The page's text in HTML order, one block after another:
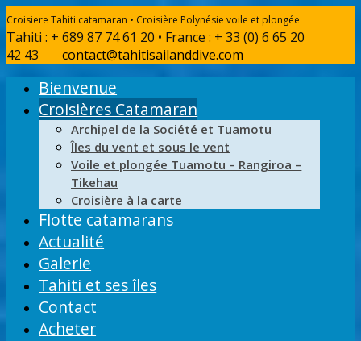
Croisiere Tahiti catamaran • Croisière Polynésie voile et plongée
Tahiti : + 689 87 74 61 20 • France : + 33 (0) 6 65 20
42 43
contact@tahitisailanddive.com
Bienvenue
Croisières Catamaran
Archipel de la Société et Tuamotu
Îles du vent et sous le vent
Voile et plongée Tuamotu – Rangiroa –
Tikehau
Croisière à la carte
Flotte catamarans
Actualité
Galerie
Tahiti et ses îles
Contact
Acheter